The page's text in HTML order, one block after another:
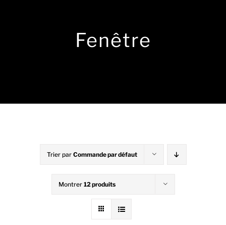
Fenêtre
Trier par Commande par défaut
Montrer 12 produits